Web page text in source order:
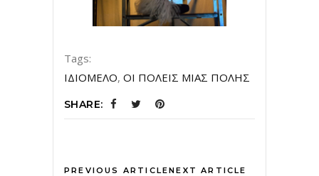
Tags:
ΙΔΙΟΜΕΛΟ, ΟΙ ΠΟΛΕΙΣ ΜΙΑΣ ΠΟΛΗΣ
SHARE:
PREVIOUS ARTICLENEXT ARTICLE